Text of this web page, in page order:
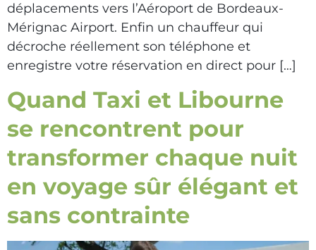
déplacements vers l’Aéroport de Bordeaux-
Mérignac Airport. Enfin un chauffeur qui
décroche réellement son téléphone et
enregistre votre réservation en direct pour […]
Quand Taxi et Libourne
se rencontrent pour
transformer chaque nuit
en voyage sûr élégant et
sans contrainte